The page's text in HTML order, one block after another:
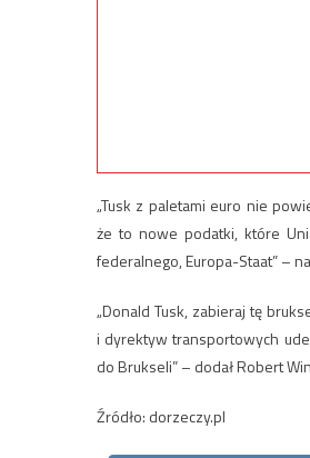
„Tusk z paletami euro nie
że to nowe podatki, które
federalnego, Europa-Staat” –
„Donald Tusk, zabieraj tę
i dyrektyw transportowych
do Brukseli” – dodał Robert
Źródło: dorzeczy.pl